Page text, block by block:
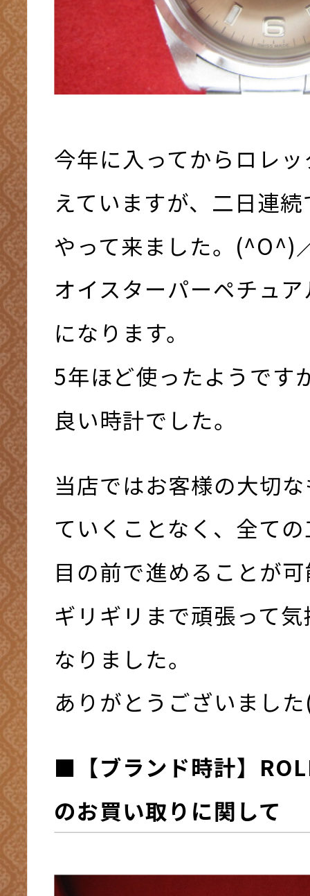
今年に入ってからロレ
えていますが、二日連
やって来ました。(^O^)
オイスターパーペチュ
になります。
5年ほど使ったようです
良い時計でした。
当店ではお客様の大切
ていくことなく、全て
目の前で進めることが
ギリギリまで頑張って
なりました。
ありがとうございまし
■ 【ブランド時計】
のお買い取りに関して